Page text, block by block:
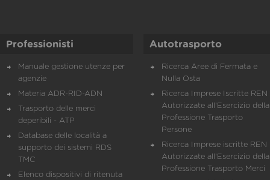
Professionisti
Manuale gestione utenze per
agenzie
Materia ADR-RID-ADN
Trasporto delle merci
deperibili - ATP
Database delle località a
supporto dei sistemi RDS
TMC
Elenco dispositivi di ritenuta
Autotrasporto
Ricerca Aree di Fermata e
Nulla Osta
Ricerca Imprese Iscritte REN
Autorizzate all'Esercizio della
Professione Trasporto
Persone
Ricerca Imprese iscritte REN
Autorizzate all'Esercizio della
Professione Trasporto Merci